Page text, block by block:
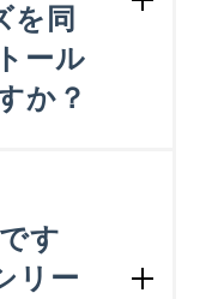
for 奉行
は、必ず、D
たベンダー
を同
ール
か？
す
リー